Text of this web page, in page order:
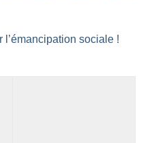
l’émancipation sociale !